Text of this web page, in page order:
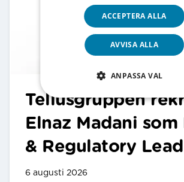
Tellusgruppen
Elnaz Madani som
& Regulatory Lead
6 augusti 2026
ACCEPTERA ALLA
AVVISA ALLA
ANPASSA VAL